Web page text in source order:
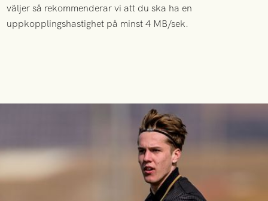
väljer så rekommenderar vi att du ska ha en
uppkopplingshastighet på minst 4 MB/sek.